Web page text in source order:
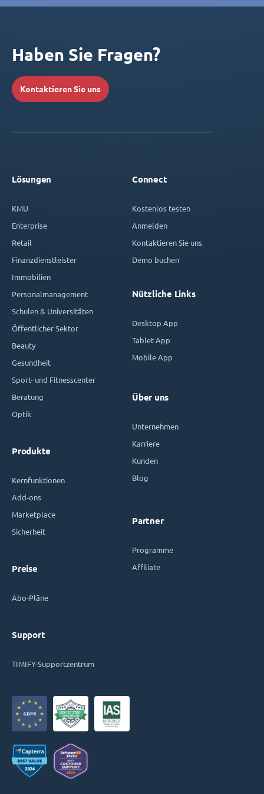
Haben Sie Fragen?
Kontaktieren Sie uns
Lösungen
KMU
Enterprise
Retail
Finanzdienstleister
Immobilien
Personalmanagement
Schulen & Universitäten
Öffentlicher Sektor
Beauty
Gesundheit
Sport- und Fitnesscenter
Beratung
Optik
Produkte
Kernfunktionen
Add-ons
Marketplace
Sicherheit
Preise
Abo-Pläne
Support
TIMIFY-Supportzentrum
Connect
Kostenlos testen
Anmelden
Kontaktieren Sie uns
Demo buchen
Nützliche Links
Desktop App
Tablet App
Mobile App
Über uns
Unternehmen
Karriere
Kunden
Blog
Partner
Programme
Affiliate